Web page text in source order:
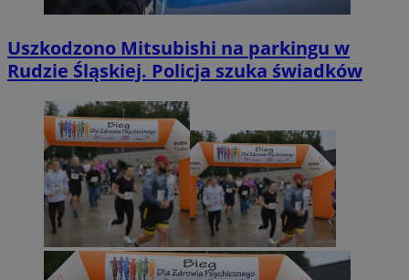
Uszkodzono Mitsubishi na parkingu w
Rudzie Śląskiej. Policja szuka świadków